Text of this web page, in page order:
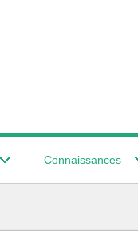
Connaissances